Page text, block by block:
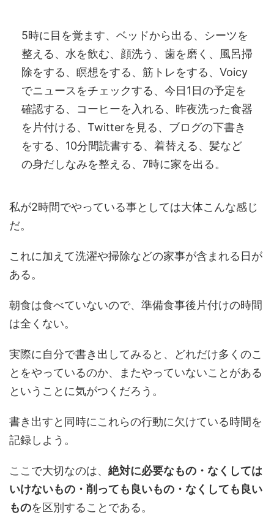
5時に目を覚ます、ベッドから出る、シーツを
整える、水を飲む、顔洗う、歯を磨く、風呂掃
除をする、瞑想をする、筋トレをする、Voicy
でニュースをチェックする、今日1日の予定を
確認する、コーヒーを入れる、昨夜洗った食器
を片付ける、Twitterを見る、ブログの下書き
をする、10分間読書する、着替える、髪など
の身だしなみを整える、7時に家を出る。
私が2時間でやっている事としては大体こんな感じ
だ。
これに加えて洗濯や掃除などの家事が含まれる日が
ある。
朝食は食べていないので、準備食事後片付けの時間
は全くない。
実際に自分で書き出してみると、どれだけ多くのこ
とをやっているのか、またやっていないことがある
ということに気がつくだろう。
書き出すと同時にこれらの行動に欠けている時間を
記録しよう。
ここで大切なのは、 絶対に必要なもの・なくしては
いけないもの・削っても良いもの・なくしても良い
ものを区別することである。